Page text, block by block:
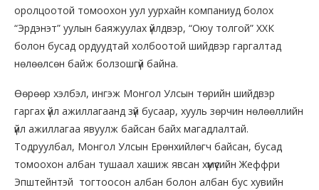
оролцоотой томоохон уул уурхайн компаниуд болох
“Эрдэнэт” уулын баяжуулах үйлдвэр, “Оюу толгой” ХХК
болон бусад ордуудтай холбоотой шийдвэр гаргалтад
нөлөөлсөн байж болзошгүй байна.
Өөрөөр хэлбэл, ингэж Монгол Улсын төрийн шийдвэр
гаргах үйл ажиллагаанд зүй бусаар, хууль зөрчин нөлөөллийн
үйл ажиллагаа явуулж байсан байх магадлалтай.
Тодруулбал, Монгол Улсын Ерөнхийлөгч байсан, бусад
томоохон албан тушаал хашиж явсан хүмүүсийн Жеффри
Эпштейнтэй тогтоосон албан болон албан бус хувийн